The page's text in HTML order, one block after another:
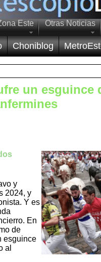
Este Otras Noticias
Choniblog
un esguince
y
2024, y
Y es
En
de
esguince
al